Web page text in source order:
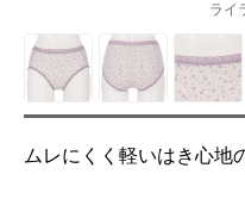
ライ
ムレにくく軽いはき心地